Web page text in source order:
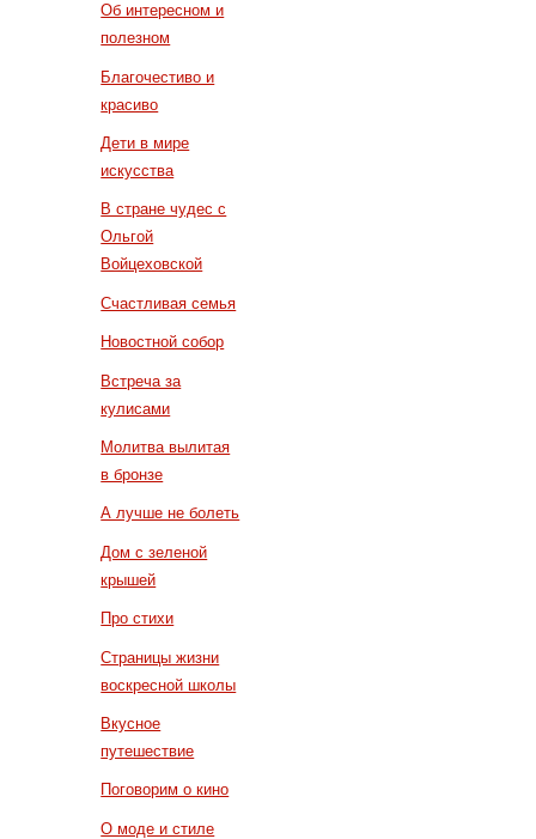
Об интересном и
полезном
Благочестиво и
красиво
Дети в мире
искусства
В стране чудес с
Ольгой
Войцеховской
Счастливая семья
Новостной собор
Встреча за
кулисами
Молитва вылитая
в бронзе
А лучше не болеть
Дом с зеленой
крышей
Про стихи
Страницы жизни
воскресной школы
Вкусное
путешествие
Поговорим о кино
О моде и стиле